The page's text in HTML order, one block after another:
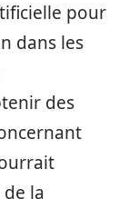
pour
dans les
des
la